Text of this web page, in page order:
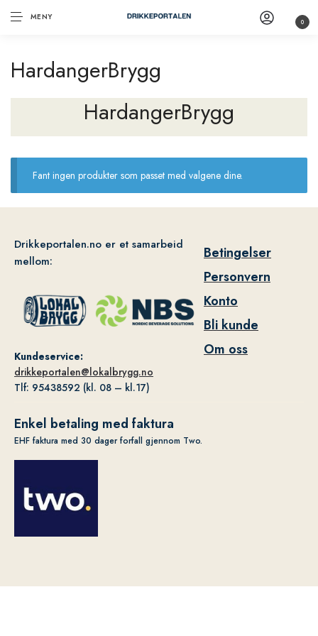
MENY 0
HardangerBrygg
HardangerBrygg
Fant ingen produkter som passet med valgene dine.
Drikkeportalen.no er et samarbeid
mellom:
Kundeservice:
drikkeportalen@lokalbrygg.no
Tlf: 95438592 (kl. 08 – kl.17)
Betingelser
Personvern
Konto
Bli kunde
Om oss
Enkel betaling med faktura
EHF faktura med 30 dager forfall gjennom Two.